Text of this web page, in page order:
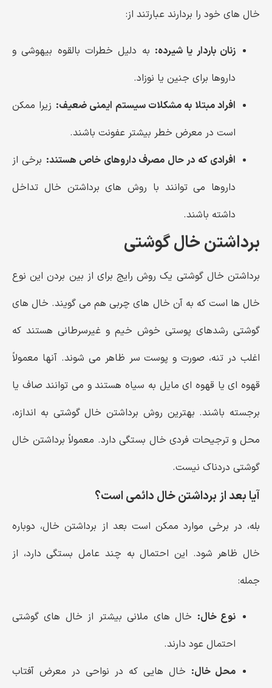
خال های خود را بردارند عبارتند از:
زنان باردار یا شیرده: به دلیل خطرات بالقوه بیهوشی و
داروها برای جنین یا نوزاد.
افراد مبتلا به مشکلات سیستم ایمنی ضعیف: زیرا ممکن
است در معرض خطر بیشتر عفونت باشند.
افرادی که در حال مصرف داروهای خاص هستند: برخی از
داروها می توانند با روش های برداشتن خال تداخل
داشته باشند.
برداشتن خال گوشتی
برداشتن خال گوشتی یک روش رایج برای از بین بردن این نوع
خال ها است که به آن خال های چربی هم می گویند. خال های
گوشتی رشدهای پوستی خوش خیم و غیرسرطانی هستند که
اغلب در تنه، صورت و پوست سر ظاهر می شوند. آنها معمولاً
قهوه ای یا قهوه ای مایل به سیاه هستند و می توانند صاف یا
برجسته باشند. بهترین روش برداشتن خال گوشتی به اندازه،
محل و ترجیحات فردی خال بستگی دارد. معمولاً برداشتن خال
گوشتی دردناک نیست.
آیا بعد از برداشتن خال دائمی است؟
بله، در برخی موارد ممکن است بعد از برداشتن خال، دوباره
خال ظاهر شود. این احتمال به چند عامل بستگی دارد، از
جمله:
نوع خال: خال های ملانی بیشتر از خال های گوشتی
احتمال عود دارند.
محل خال: خال هایی که در نواحی در معرض آفتاب